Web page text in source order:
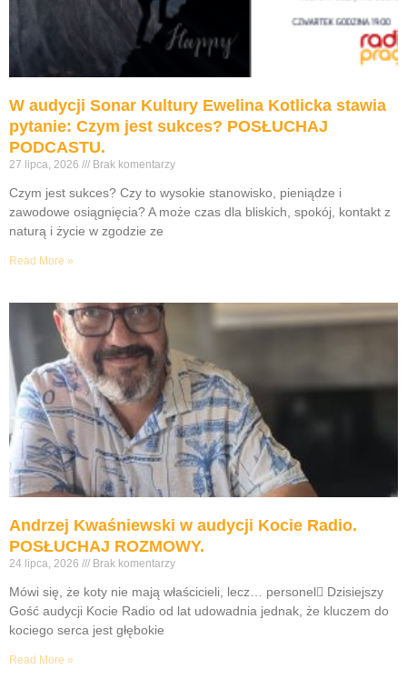
W audycji Sonar Kultury Ewelina Kotlicka stawia
pytanie: Czym jest sukces? POSŁUCHAJ
PODCASTU.
27 lipca, 2026 Brak komentarzy
Czym jest sukces? Czy to wysokie stanowisko, pieniądze i
zawodowe osiągnięcia? A może czas dla bliskich, spokój, kontakt z
naturą i życie w zgodzie ze
Read More »
Andrzej Kwaśniewski w audycji Kocie Radio.
POSŁUCHAJ ROZMOWY.
24 lipca, 2026 Brak komentarzy
Mówi się, że koty nie mają właścicieli, lecz… personel Dzisiejszy
Gość audycji Kocie Radio od lat udowadnia jednak, że kluczem do
kociego serca jest głębokie
Read More »